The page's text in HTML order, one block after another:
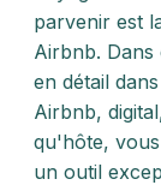
parvenir est
Airbnb.
en détail
Airbnb,
qu'hôte,
un outil